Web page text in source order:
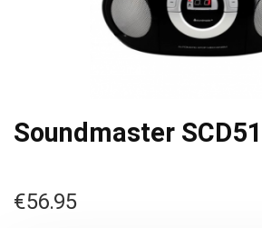
Soundmaster
€56.95